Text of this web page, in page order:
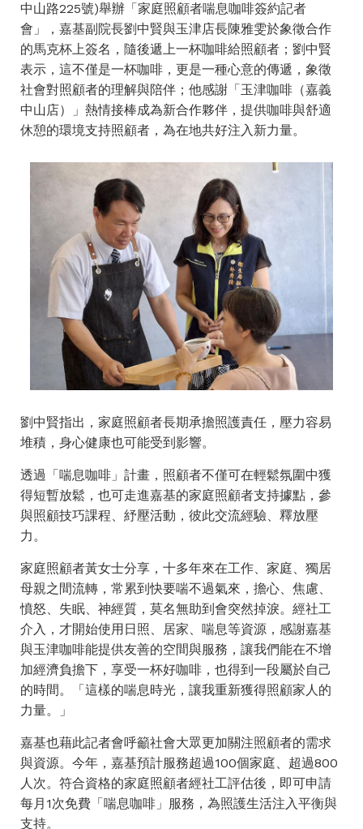
中山路225號)舉辦「家庭照顧者喘息咖啡簽約記者
會」，嘉基副院長劉中賢與玉津店長陳雅雯於象徵合作
的馬克杯上簽名，隨後遞上一杯咖啡給照顧者；劉中賢
表示，這不僅是一杯咖啡，更是一種心意的傳遞，象徵
社會對照顧者的理解與陪伴；他感謝「玉津咖啡（嘉義
中山店）」熱情接棒成為新合作夥伴，提供咖啡與舒適
休憩的環境支持照顧者，為在地共好注入新力量。
劉中賢指出，家庭照顧者長期承擔照護責任，壓力容易
堆積，身心健康也可能受到影響。
透過「喘息咖啡」計畫，照顧者不僅可在輕鬆氛圍中獲
得短暫放鬆，也可走進嘉基的家庭照顧者支持據點，參
與照顧技巧課程、紓壓活動，彼此交流經驗、釋放壓
力。
家庭照顧者黃女士分享，十多年來在工作、家庭、獨居
母親之間流轉，常累到快要喘不過氣來，擔心、焦慮、
憤怒、失眠、神經質，莫名無助到會突然掉淚。經社工
介入，才開始使用日照、居家、喘息等資源，感謝嘉基
與玉津咖啡能提供友善的空間與服務，讓我們能在不增
加經濟負擔下，享受一杯好咖啡，也得到一段屬於自己
的時間。「這樣的喘息時光，讓我重新獲得照顧家人的
力量。」
嘉基也藉此記者會呼籲社會大眾更加關注照顧者的需求
與資源。今年，嘉基預計服務超過100個家庭、超過800
人次。符合資格的家庭照顧者經社工評估後，即可申請
每月1次免費「喘息咖啡」服務，為照護生活注入平衡與
支持。